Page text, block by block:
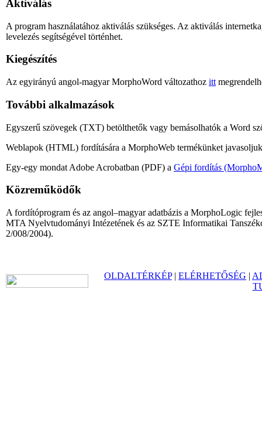
Aktiválás
A program használatához aktiválás szükséges. Az aktiválás
levelezés segítségével történhet.
Kiegészítés
Az egyirányú angol-magyar MorphoWord változathoz itt
További alkalmazások
Egyszerű szövegek (TXT) betölthetők vagy bemásolhatók a Word
Weblapok (HTML) fordítására a MorphoWeb termékünket
Egy-egy mondat Adobe Acrobatban (PDF) a Gépi fordítás
Közreműködők
A fordítóprogram és az angol–magyar adatbázis a MorphoLogic
MTA Nyelvtudományi Intézetének és az SZTE Informatikai
2/008/2004).
OLDALTÉRKÉP| ELÉRHETŐSÉG |